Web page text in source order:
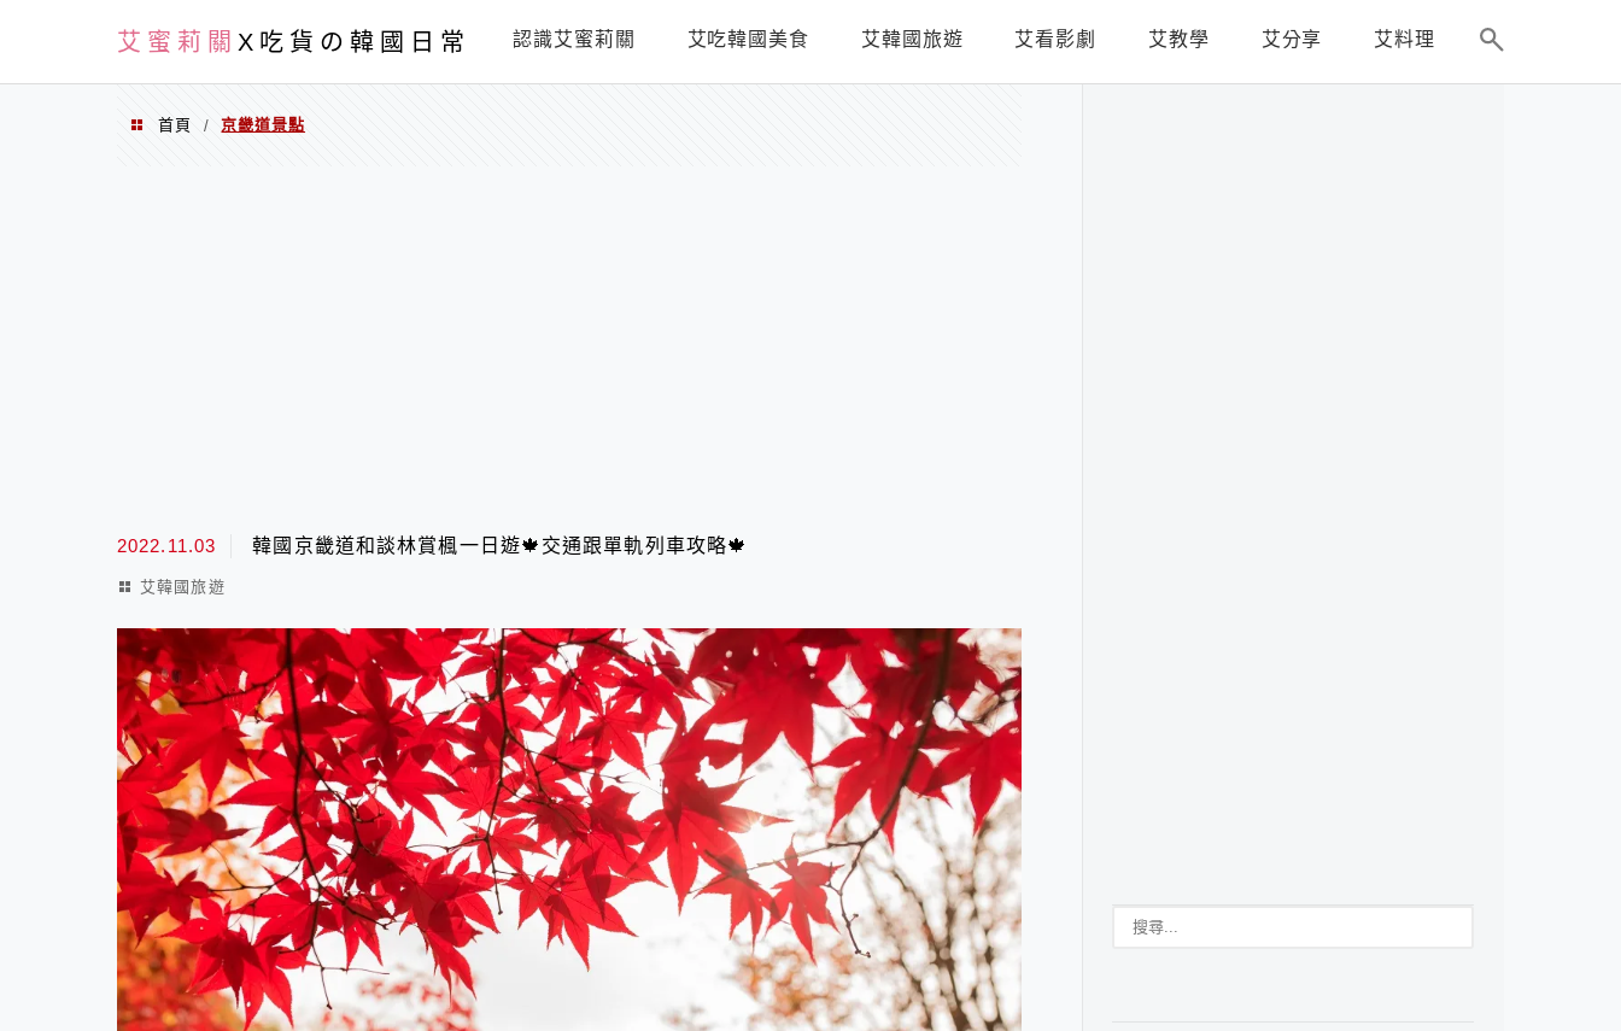
艾蜜莉關 X吃貨の韓國日常 認識艾蜜莉關 艾吃韓國美食 艾韓國旅遊 艾看影劇 艾教學 艾分享 艾料理
首頁 / 京畿道景點
2022.11.03 韓國京畿道和談林賞楓一日遊🍁交通跟單軌列車攻略🍁
艾韓國旅遊